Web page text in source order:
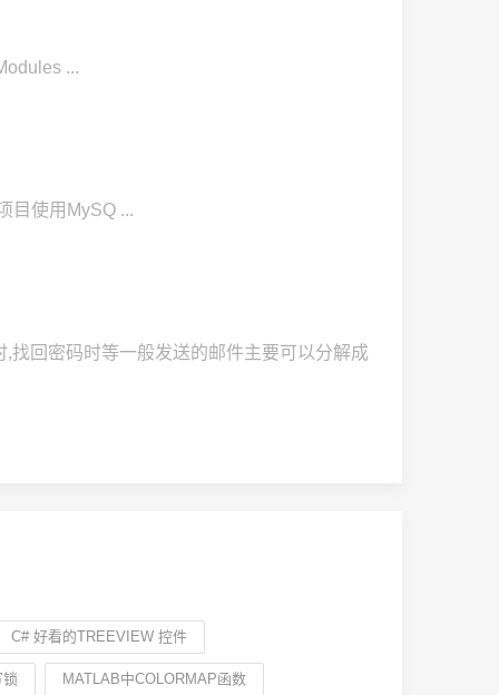
...
目使用MySQ ...
找回密码时等一般发送的邮件主要可以分解成
C# 好看的TREEVIEW 控件
MATLAB中COLORMAP函数